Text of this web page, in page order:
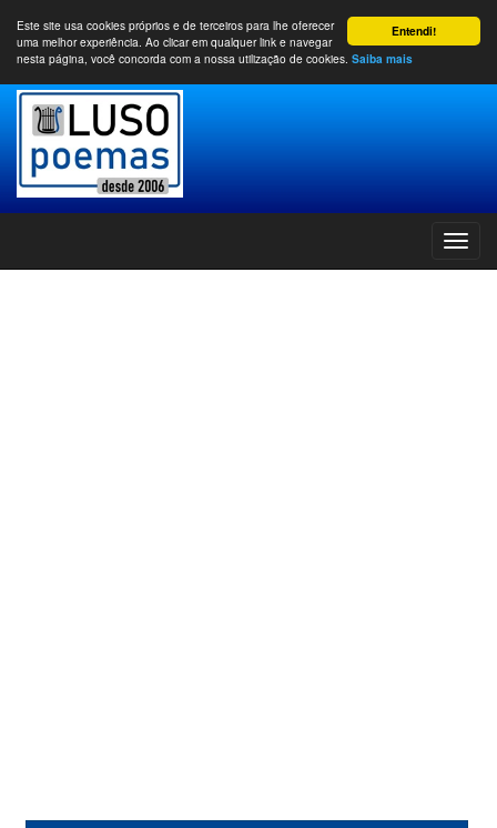
Entendi!
Este site usa cookies próprios e de terceiros para lhe oferecer
uma melhor experiência. Ao clicar em qualquer link e navegar
nesta página, você concorda com a nossa utilização de cookies. Saiba mais